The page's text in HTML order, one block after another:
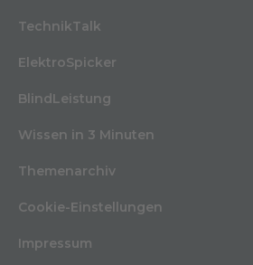
TechnikTalk
ElektroSpicker
BlindLeistung
Wissen in 3 Minuten
Themenarchiv
Cookie-Einstellungen
Impressum